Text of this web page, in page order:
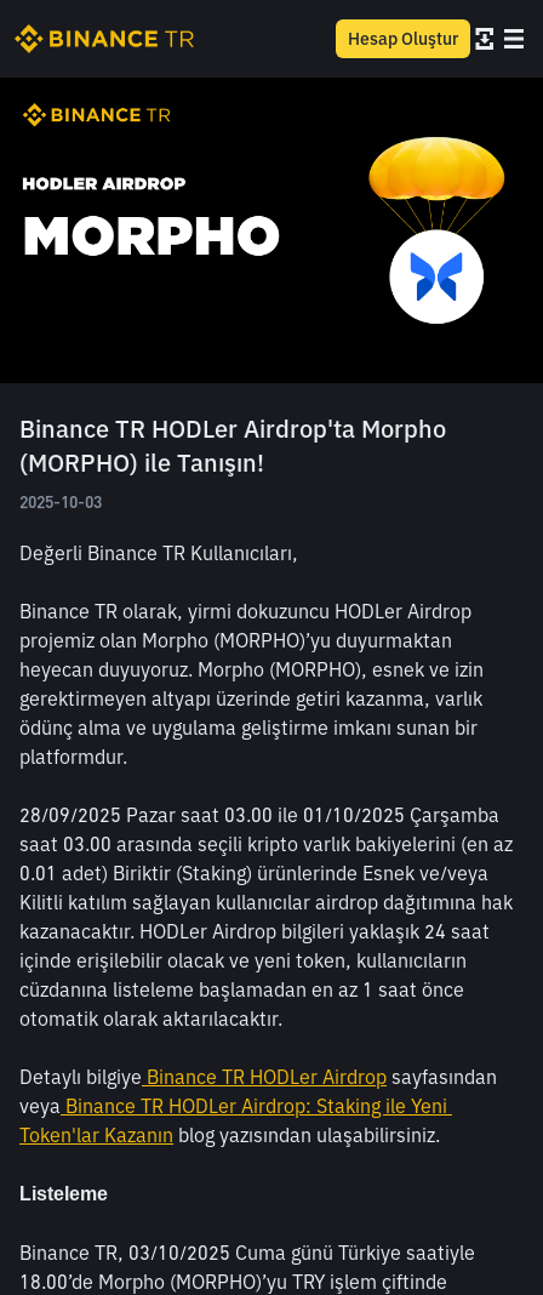
Hesap Oluştur
Binance TR HODLer Airdrop'ta Morpho
(MORPHO) ile Tanışın!
2025-10-03
Değerli Binance TR Kullanıcıları,
Binance TR olarak, yirmi dokuzuncu HODLer Airdrop
projemiz olan Morpho (MORPHO)’yu duyurmaktan
heyecan duyuyoruz. Morpho (MORPHO), esnek ve izin
gerektirmeyen altyapı üzerinde getiri kazanma, varlık
ödünç alma ve uygulama geliştirme imkanı sunan bir
platformdur.
28/09/2025 Pazar saat 03.00 ile 01/10/2025 Çarşamba
saat 03.00 arasında seçili kripto varlık bakiyelerini (en az
0.01 adet) Biriktir (Staking) ürünlerinde Esnek ve/veya
Kilitli katılım sağlayan kullanıcılar airdrop dağıtımına hak
kazanacaktır. HODLer Airdrop bilgileri yaklaşık 24 saat
içinde erişilebilir olacak ve yeni token, kullanıcıların
cüzdanına listeleme başlamadan en az 1 saat önce
otomatik olarak aktarılacaktır.
Detaylı bilgiye Binance TR HODLer Airdrop sayfasından
veya Binance TR HODLer Airdrop: Staking ile Yeni
Token'lar Kazanın blog yazısından ulaşabilirsiniz.
Listeleme
Binance TR, 03/10/2025 Cuma günü Türkiye saatiyle
18.00’de Morpho (MORPHO)’yu TRY işlem çiftinde